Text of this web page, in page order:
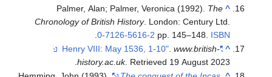
^
Palmer, Alan; Palmer, Veronica (1992). The
Chronology of British History. London: Century Ltd.
pp. 145–148. ISBN
0-7126-5616-2
.
^
"Henry VIII: May 1536, 1-10"
.www.british-
history.ac.uk. Retrieved 19 August 2023
.